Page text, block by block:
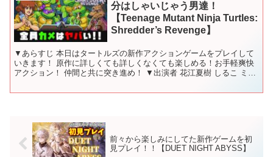
分はしゃいじゃう男達！
【Teenage Mutant Ninja Turtles:
Shredder’s Revenge】
▼あらすじ 本日はタートルズの新作アクションゲームをプレイして
いきます！ 原作に詳しくても詳しくなくても楽しめる！お手軽爽快
アクション！ 仲間と共に突き進め！ ▼出演者 花江夏樹 しるこ ミン
前々から楽しみにしてた新作ゲームを初
見プレイ！！【DUET NIGHT ABYSS】